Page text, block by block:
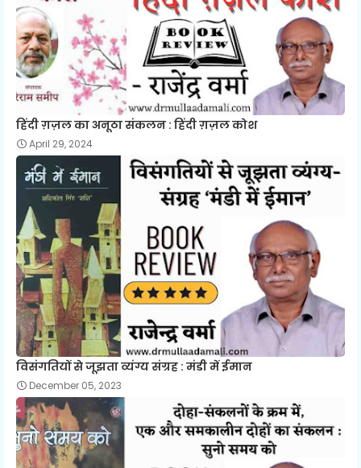
हिंदी ग़ज़ल का अनूठा संकलन : हिंदी ग़ज़ल कोश
April 29, 2024
विसंगतियों से जूझता व्यंग्य संग्रह : मंडी में ईमान
December 05, 2023